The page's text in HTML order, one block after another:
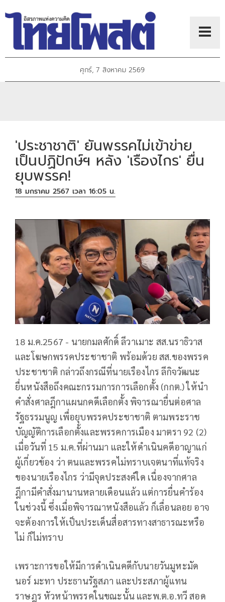
ศุกร์, 7 สิงหาคม 2569
'ประชาชาติ' ยันพรรคไม่เข้าข่าย
เป็นปฏิปักษ์ฯ หลัง 'เรืองไกร' ยื่น
ยุบพรรค!
18 มกราคม 2567 เวลา 16:05 น.
18 ม.ค.2567 - นายกมลศักดิ์ ลีวาเมาะ สส.นราธิวาส
และโฆษกพรรคประชาชาติ พร้อมด้วย สส.ของพรรค
ประชาชาติ กล่าวถึงกรณีที่นายเรืองไกร ลีกิจวัฒนะ
ยื่นหนังสือถึงคณะกรรมการการเลือกตั้ง (กกต.) ให้นำ
คำสั่งศาลฎีกาแผนกคดีเลือกตั้ง พิจารณายื่นต่อศาล
รัฐธรรมนูญ เพื่อยุบพรรคประชาชาติ ตามพระราช
บัญญัติการเลือกตั้งและพรรคการเมือง มาตรา 92 (2)
เมื่อวันที่ 15 ม.ค.ที่ผ่านมา และให้ดำเนินคดีอาญาแก่
ผู้เกี่ยวข้อง ว่า ตนและพรรคไม่ทราบเจตนาที่แท้จริง
ของนายเรืองไกร ว่ามีจุดประสงค์ใด เนื่องจากศาล
ฎีกามีคำสั่งมานานหลายเดือนแล้ว แต่การยื่นคำร้อง
ในช่วงนี้ ซึ่งเมื่อพิจารณาหนังสือแล้ว ก็เลื่อนลอย อาจ
จะต้องการให้เป็นประเด็นสื่อสารทางสาธารณะหรือ
ไม่ ก็ไม่ทราบ
เพราะการขอให้มีการดำเนินคดีกับนายวันมูหะมัด
นอร์ มะทา ประธานรัฐสภา และประสภาผู้แทน
ราษฎร หัวหน้าพรรคในขณะนั้น และพ.ต.อ.ทวี สอด